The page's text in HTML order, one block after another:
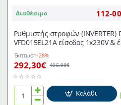
Διαθέσιμο 112-
Ρυθμιστής στροφών (INVERTER)
VFD015EL21A είσοδος 1x230V &
Έκπτωση-28%
292,30€ 405,98€
Ρυθμιστής
Καλάθι